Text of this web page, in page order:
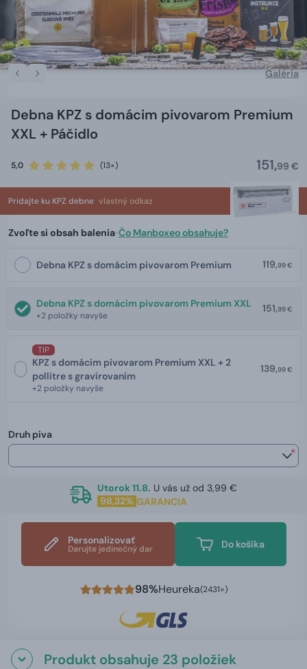
Galéria
Debna KPZ s domácim pivovarom Premium
XXL + Páčidlo
5,0 (13×) 151,99 €
Pridajte ku KPZ debne vlastný odkaz
Zvoľte si obsah balenia•Čo Manboxeo obsahuje?
Debna KPZ s domácim pivovarom Premium 119,99 €
Debna KPZ s domácim pivovarom Premium XXL
+2 položky navyše
151,99 €
TIP
KPZ s domácim pivovarom Premium XXL + 2
pollitre s gravírovaním
+2 položky navyše
139,99 €
Druh piva
*
Utorok 11.8. U vás už od 3,99 €
98,32% GARANCIA
Personalizovať
Darujte jedinečný dar Do košíka
98%Heureka(2431×)
Produkt obsahuje 23 položiek